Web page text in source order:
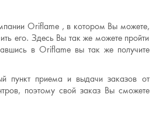
Oriflame , в котором Вы можете,
его. Здесь Вы так же можете пройти
в Oriflame вы так же получите
пункт приема и выдачи заказов от
поэтому свой заказ Вы сможете